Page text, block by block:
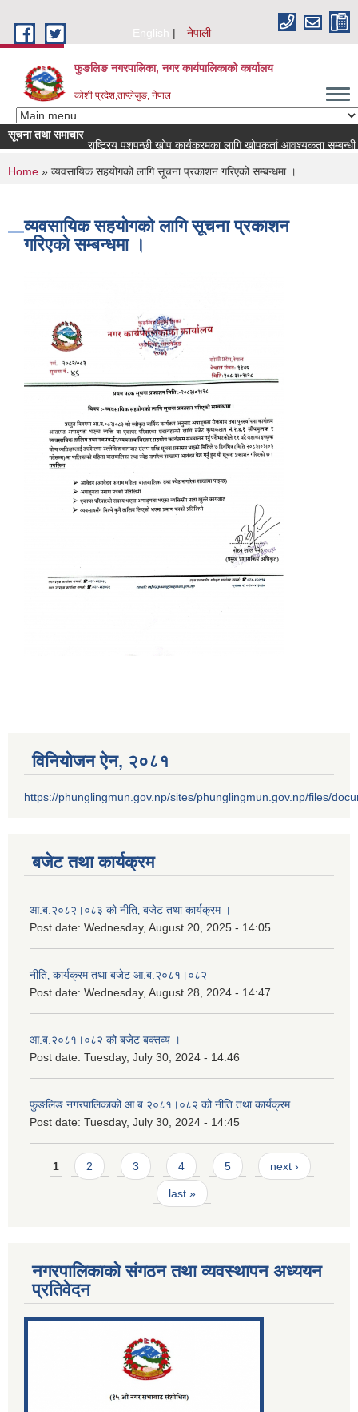
English
नेपाली
फुङलिङ नगरपालिका, नगर कार्यपालिकाको कार्यालय
कोशी प्रदेश,ताप्लेजुङ, नेपाल
सूचना तथा समाचार
राष्ट्रिय पशुपन्छी खोप कार्यक्रमका लागि खोपकर्ता आवश्यकता सम्बन्धी सूचना!
You are here
Home » व्यवसायिक सहयोगको लागि सूचना प्रकाशन गरिएको सम्बन्धमा ।
व्यवसायिक सहयोगको लागि सूचना प्रकाशन
गरिएको सम्बन्धमा ।
विनियोजन ऐन‚ २०८१
https://phunglingmun.gov.np/sites/phunglingmun.gov.np/files/
बजेट तथा कार्यक्रम
आ.ब.२०८२।०८३ को नीति‚ बजेट तथा कार्यक्रम ।
Post date: Wednesday, August 20, 2025 - 14:05
नीति‚ कार्यक्रम तथा बजेट आ.ब.२०८१।०८२
Post date: Wednesday, August 28, 2024 - 14:47
आ.ब.२०८१।०८२ को बजेट बक्तव्य ।
Post date: Tuesday, July 30, 2024 - 14:46
फुङलिङ नगरपालिकाको आ.ब.२०८१।०८२ को नीति तथा कार्यक्रम
Post date: Tuesday, July 30, 2024 - 14:45
Pages
1 2 3 4 5 next ›
last »
नगरपालिकाको संगठन तथा व्यवस्थापन अध्ययन
प्रतिवेदन